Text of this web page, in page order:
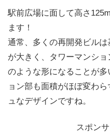
駅前広場に面して高さ
ます！
通常、多くの再開発ビル
が大きく、タワーマンシ
のような形になることが
ョン部も面積がほぼ変わ
ュなデザインですね。
スポン